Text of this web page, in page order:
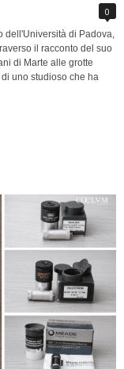
0
dell'Università di Padova,
il racconto del suo
di Marte alle grotte
uno studioso che ha